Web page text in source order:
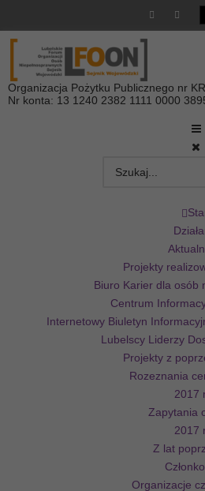
Organizacja Pożytku Publicznego nr
Nr konta: 13 1240 2382 1111 0000
Projekty
Biuro Karier dla osób
Centrum
Internetowy Biuletyn
Lubelscy Liderzy
Projekty z
Rozeznania
2017
Zapytania
2017
Z lat
Organizacje